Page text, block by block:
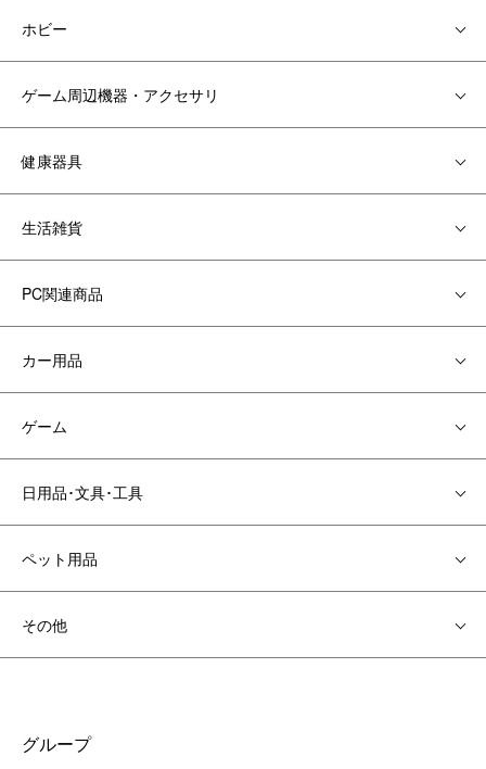
ホビー
ゲーム周辺機器・アクセサリ
健康器具
生活雑貨
PC関連商品
カー用品
ゲーム
日用品･文具･工具
ペット用品
その他
グループ